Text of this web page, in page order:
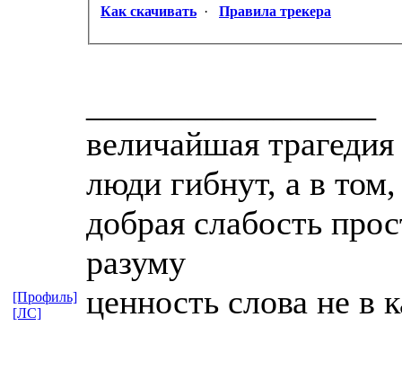
Как скачивать · Правила трекера
величайшая
люди гибнут, а в
добрая слабость
разуму
ценность слова не в
[Профиль]
[ЛС]